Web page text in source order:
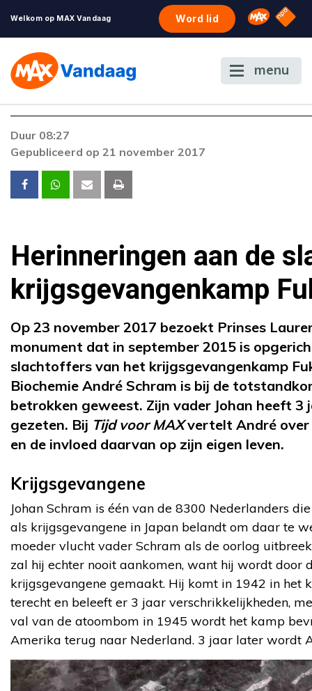
Welkom op MAX Vandaag Word lid Omroep
NPO
menu
De gewenste stream is op dit moment niet
neem dan contact op met onze klantenservice.
Duur 08:27
Gepubliceerd op 21 november 2017
Herinneringen aan de
krijgsgevangenkamp
Op 23 november 2017 bezoekt Prinses
monument dat in september 2015 is
slachtoffers van het krijgsgevangenkamp
Biochemie André Schram is bij de
betrokken geweest. Zijn vader Johan heeft 3
gezeten. Bij Tijd voor MAXvertelt André over
en de invloed daarvan op zijn eigen leven.
Krijgsgevangene
Johan Schram is één van de 8300 Nederlanders
als krijgsgevangene in Japan belandt om daar te
moeder vlucht vader Schram als de oorlog
zal hij echter nooit aankomen, want hij wordt door
krijgsgevangene gemaakt. Hij komt in 1942 in het
terecht en beleeft er 3 jaar verschrikkelijkheden,
val van de atoombom in 1945 wordt het kamp
Amerika terug naar Nederland. 3 jaar later wordt